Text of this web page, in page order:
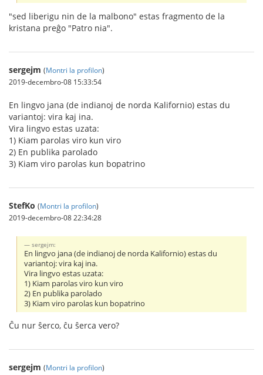
"sed liberigu nin de la malbono" estas fragmento de la
kristana preĝo "Patro nia".
sergejm (Montri la profilon)
2019-decembro-08 15:33:54
En lingvo jana (de indianoj de norda Kalifornio) estas du
variantoj: vira kaj ina.
Vira lingvo estas uzata:
1) Kiam parolas viro kun viro
2) En publika parolado
3) Kiam viro parolas kun bopatrino
StefKo (Montri la profilon)
2019-decembro-08 22:34:28
sergejm:
En lingvo jana (de indianoj de norda Kalifornio) estas du
variantoj: vira kaj ina.
Vira lingvo estas uzata:
1) Kiam parolas viro kun viro
2) En publika parolado
3) Kiam viro parolas kun bopatrino
Ĉu nur ŝerco, ĉu ŝerca vero?
sergejm (Montri la profilon)